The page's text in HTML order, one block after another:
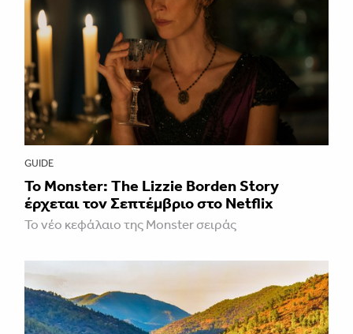
GUIDE
Το Monster: The Lizzie Borden Story
έρχεται τον Σεπτέμβριο στο Netflix
Το νέο κεφάλαιο της Monster σειράς